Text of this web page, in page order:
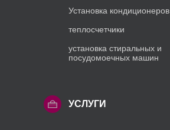
Установка кондиционеров
теплосчетчики
установка стиральных и
посудомоечных машин
УСЛУГИ